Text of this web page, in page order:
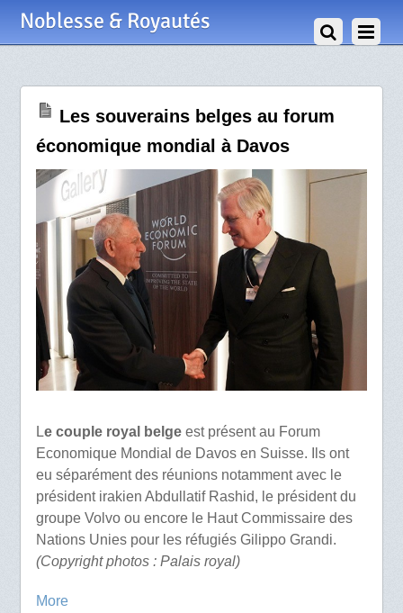
Noblesse & Royautés
Les souverains belges au forum
économique mondial à Davos
Le couple royal belgeest présent au Forum
Economique Mondial de Davos en Suisse. Ils ont
eu séparément des réunions notamment avec le
président irakien Abdullatif Rashid, le président du
groupe Volvo ou encore le Haut Commissaire des
Nations Unies pour les réfugiés Gilippo Grandi.
(Copyright photos : Palais royal)
More